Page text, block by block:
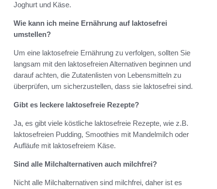
Joghurt und Käse.
Wie kann ich meine Ernährung auf laktosefrei
umstellen?
Um eine laktosefreie Ernährung zu verfolgen, sollten Sie
langsam mit den laktosefreien Alternativen beginnen und
darauf achten, die Zutatenlisten von Lebensmitteln zu
überprüfen, um sicherzustellen, dass sie laktosefrei sind.
Gibt es leckere laktosefreie Rezepte?
Ja, es gibt viele köstliche laktosefreie Rezepte, wie z.B.
laktosefreien Pudding, Smoothies mit Mandelmilch oder
Aufläufe mit laktosefreiem Käse.
Sind alle Milchalternativen auch milchfrei?
Nicht alle Milchalternativen sind milchfrei, daher ist es